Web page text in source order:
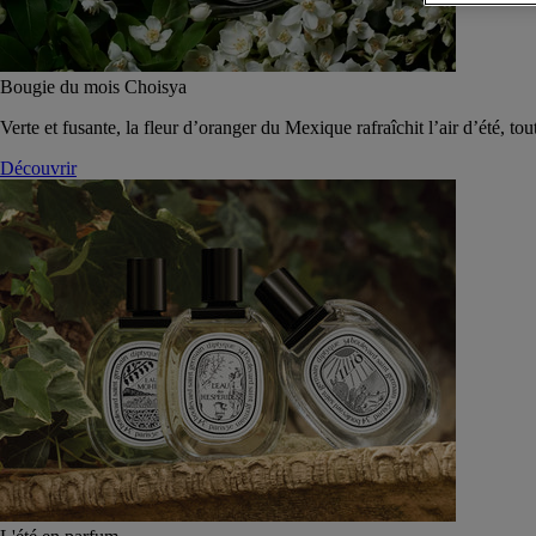
Bougie du mois Choisya
Verte et fusante, la fleur d’oranger du Mexique rafraîchit l’air d’été,
Découvrir